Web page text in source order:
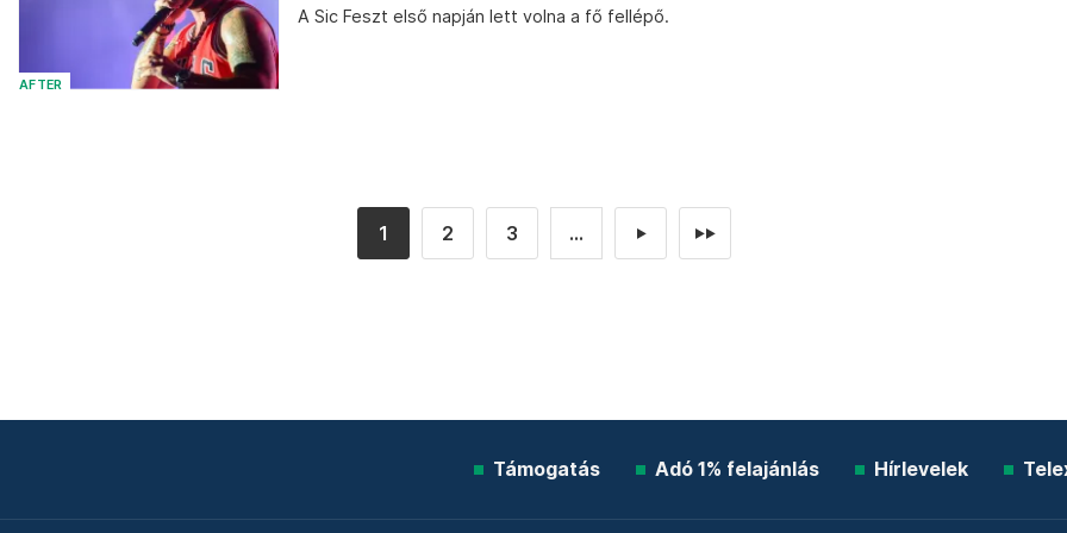
AFTER
A Sic Feszt első napján lett volna a fő fellépő.
1 2 3 ... ► ►►
Támogatás Adó 1% felajánlás Hírlevelek